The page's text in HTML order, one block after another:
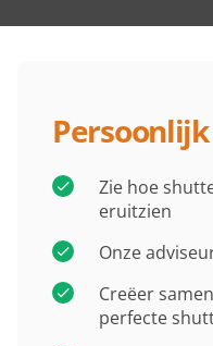
Zie hoe
eruitzien
Onze
Creëer
perfecte